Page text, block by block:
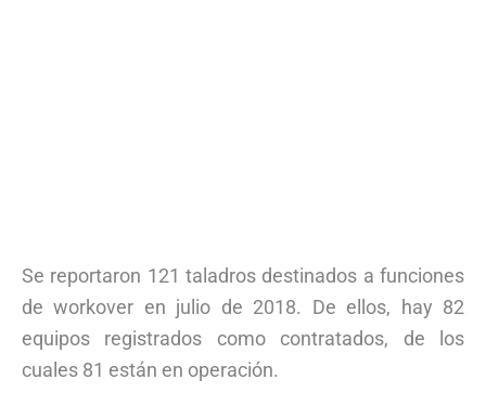
Se reportaron 121 taladros destinados a funciones
de workover en julio de 2018. De ellos, hay 82
equipos registrados como contratados, de los
cuales 81 están en operación.